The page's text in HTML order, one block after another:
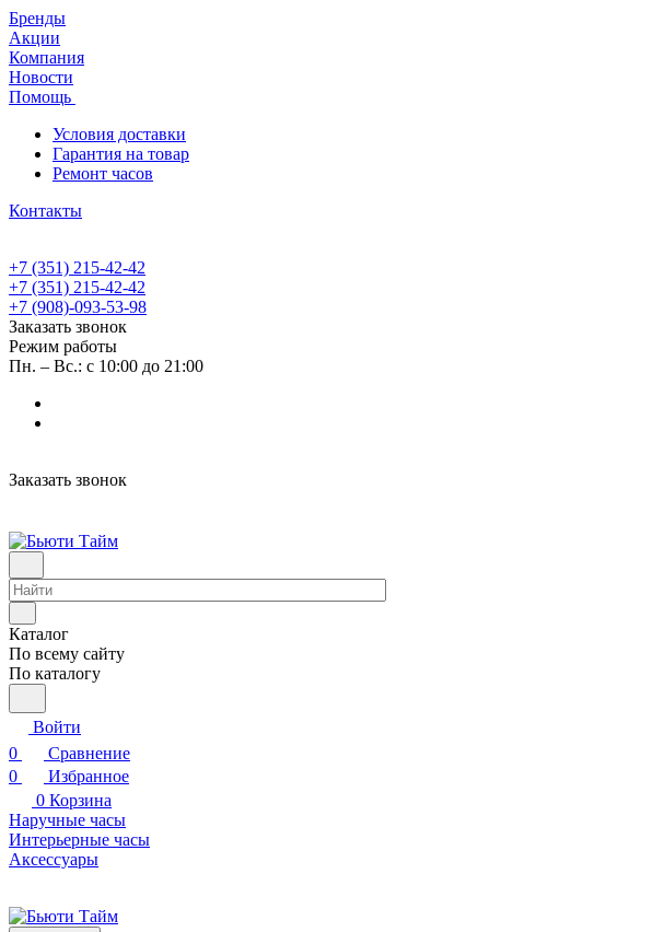
Бренды
Акции
Компания
Новости
Помощь
Условия доставки
Гарантия на товар
Ремонт часов
Контакты
+7 (351) 215-42-42
+7 (351) 215-42-42
+7 (908)-093-53-98
Заказать звонок
Режим работы
Пн. – Вс.: с 10:00 до 21:00
Заказать звонок
Каталог
По всему сайту
По каталогу
Войти
0
Сравнение
0
Избранное
0 Корзина
Наручные часы
Интерьерные часы
Аксессуары